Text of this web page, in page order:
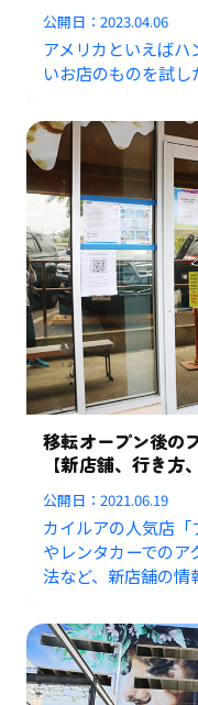
公開日：2023.04.06
アメリカといえば
いお店のものを試し
移転オープン後の
【新店舗、行き方
公開日：2021.06.19
カイルアの人気店
やレンタカーでの
法など、新店舗の情